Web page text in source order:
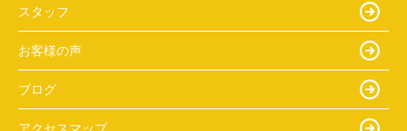
スタッフ
お客様の声
ブログ